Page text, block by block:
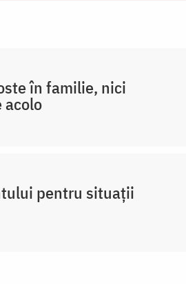
în familie, nici
acolo
pentru situații